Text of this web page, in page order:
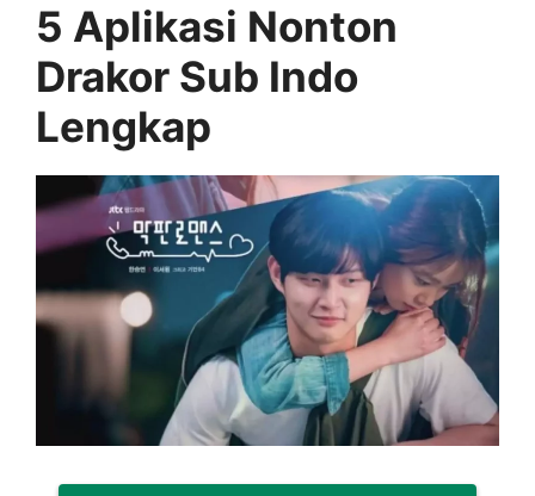
5 Aplikasi Nonton
Drakor Sub Indo
Lengkap